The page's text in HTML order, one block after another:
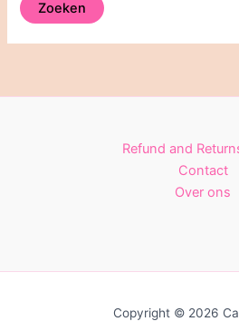
Refund and
Contact
Over ons
Copyright © 2026